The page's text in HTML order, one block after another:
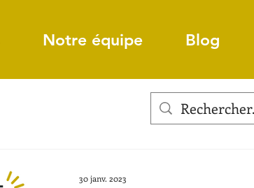
Notre équipe Blog
30 janv. 2023